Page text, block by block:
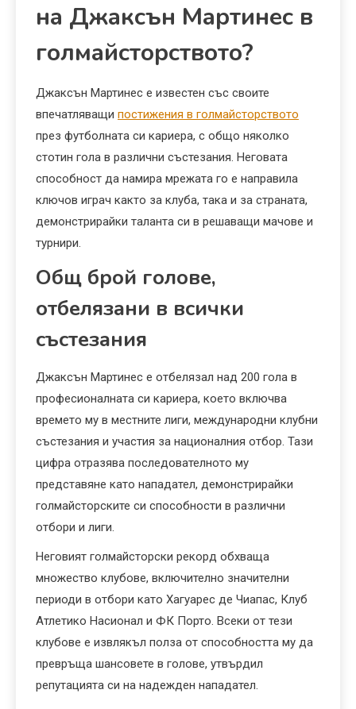
на Джаксън Мартинес в
голмайсторството?
Джаксън Мартинес е известен със своите
впечатляващи постижения в голмайсторството
през футболната си кариера, с общо няколко
стотин гола в различни състезания. Неговата
способност да намира мрежата го е направила
ключов играч както за клуба, така и за страната,
демонстрирайки таланта си в решаващи мачове и
турнири.
Общ брой голове,
отбелязани в всички
състезания
Джаксън Мартинес е отбелязал над 200 гола в
професионалната си кариера, което включва
времето му в местните лиги, международни клубни
състезания и участия за националния отбор. Тази
цифра отразява последователното му
представяне като нападател, демонстрирайки
голмайсторските си способности в различни
отбори и лиги.
Неговият голмайсторски рекорд обхваща
множество клубове, включително значителни
периоди в отбори като Хагуарес де Чиапас, Клуб
Атлетико Насионал и ФК Порто. Всеки от тези
клубове е извлякъл полза от способността му да
превръща шансовете в голове, утвърдил
репутацията си на надежден нападател.